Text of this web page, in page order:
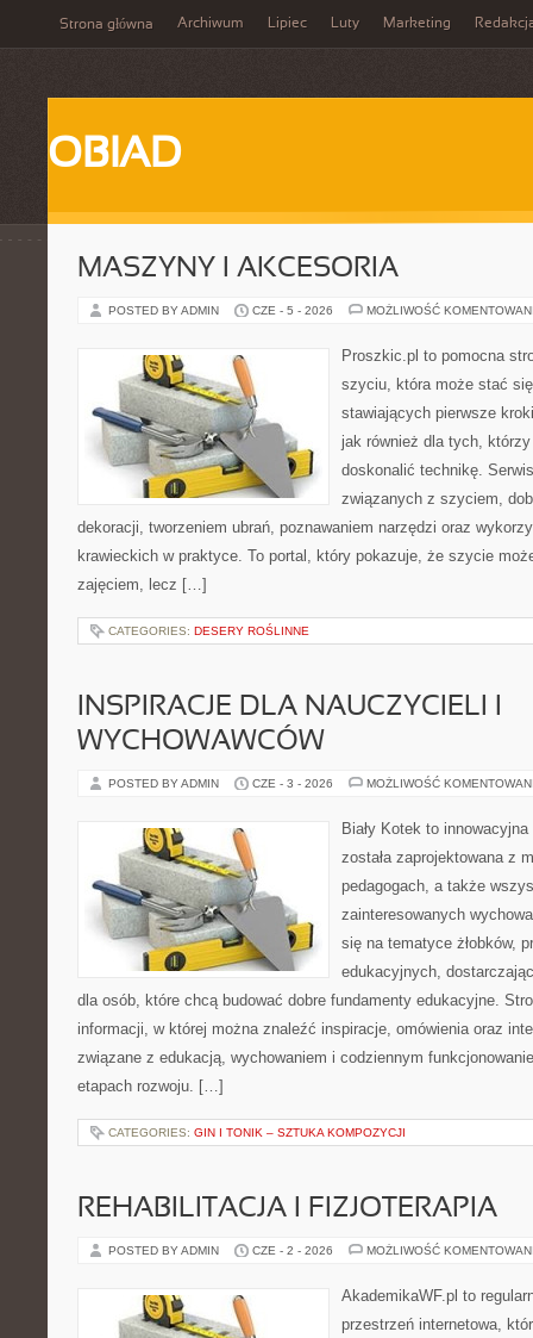
Strona główna Archiwum Lipiec Luty Marketing
OBIAD
MASZYNY I AKCESORIA
POSTED BY ADMIN CZE - 5 - 2026 MOŻLIWOŚĆ
Proszkic.pl to pomocna
szyciu, która może stać
stawiających pierwsze
jak również dla tych,
doskonalić technikę.
związanych z szyciem,
dekoracji, tworzeniem ubrań, poznawaniem narzędzi oraz
krawieckich w praktyce. To portal, który pokazuje, że szycie
zajęciem, lecz […]
CATEGORIES: DESERY ROŚLINNE
INSPIRACJE DLA NAUCZYCIELI I
WYCHOWAWCÓW
POSTED BY ADMIN CZE - 3 - 2026 MOŻLIWOŚĆ
Biały Kotek to
została zaprojektowana z
pedagogach, a także
zainteresowanych
się na tematyce żłobków,
edukacyjnych,
dla osób, które chcą budować dobre fundamenty edukacyjne.
informacji, w której można znaleźć inspiracje, omówienia oraz
związane z edukacją, wychowaniem i codziennym
etapach rozwoju. […]
CATEGORIES: GIN I TONIK – SZTUKA KOMPOZYCJI
REHABILITACJA I FIZJOTERAPIA
POSTED BY ADMIN CZE - 2 - 2026 MOŻLIWOŚĆ
AkademikaWF.pl to
przestrzeń internetowa,